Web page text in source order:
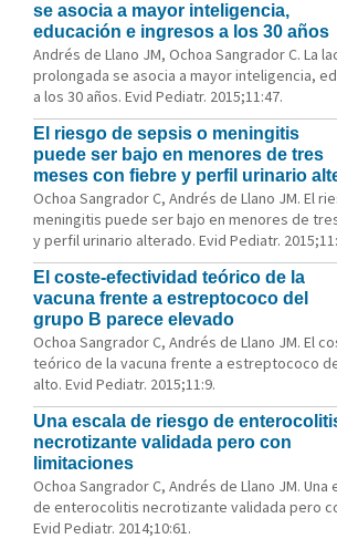
se asocia a mayor inteligencia,
educación e ingresos a los 30 años
Andrés de Llano JM, Ochoa Sangrador C. La
prolongada se asocia a mayor inteligencia,
a los 30 años. Evid Pediatr. 2015;11:47.
El riesgo de sepsis o meningitis
puede ser bajo en menores de tres
meses con fiebre y perfil urinario
Ochoa Sangrador C, Andrés de Llano JM. El
meningitis puede ser bajo en menores de
y perfil urinario alterado. Evid Pediatr.
El coste-efectividad teórico de la
vacuna frente a estreptococo del
grupo B parece elevado
Ochoa Sangrador C, Andrés de Llano JM. El
teórico de la vacuna frente a estreptococo
alto. Evid Pediatr. 2015;11:9.
Una escala de riesgo de
necrotizante validada pero con
limitaciones
Ochoa Sangrador C, Andrés de Llano JM.
de enterocolitis necrotizante validada pero
Evid Pediatr. 2014;10:61.